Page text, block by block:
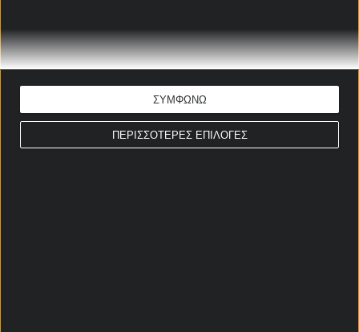
ΠΕΡΙΣΣΟΤΕΡΕΣ ΕΠΙΛΟΓΕΣ
ΣΥΜΦΩΝΩ
12/05/2026
Τι παίζει με Παπαδημητρίου
και ΠΑΟΚ;